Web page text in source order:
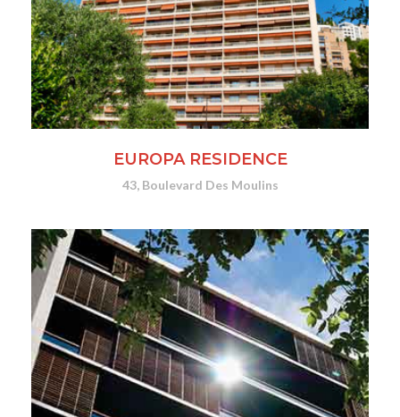
EUROPA RESIDENCE
43, Boulevard Des Moulins
SITE WEB